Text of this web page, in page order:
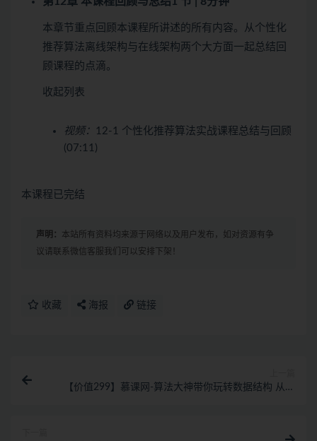
本章节重点回顾本课程所讲述的所有内容。从个性化
推荐算法离线架构与在线架构两个大方面一起总结回
顾课程的点滴。
收起列表
视频：
12-1 个性化推荐算法实战课程总结与回顾
(07:11)
本课程已完结
声明： 本站所有资料均来源于网络以及用户发布，如对资源有争
议请联系微信客服我们可以安排下架！
收藏 海报 链接
【价值299】慕课网-算法大神带你玩转数据结构 从入